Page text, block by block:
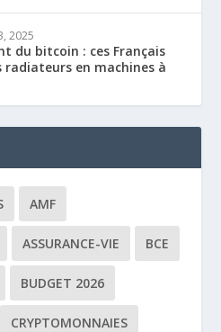
2025
du bitcoin : ces Français
en machines à
AMF
ASSURANCE-VIE BCE
BUDGET 2026
CRYPTOMONNAIES